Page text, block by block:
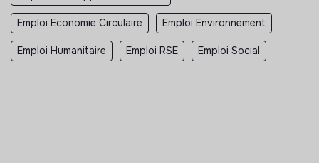
Emploi Economie Circulaire Emploi Environnement
Emploi Humanitaire Emploi RSE Emploi Social